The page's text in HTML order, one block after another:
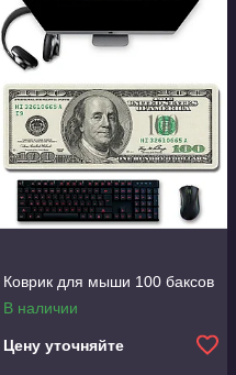
Коврик для мыши 100 баксов
В наличии
Цену уточняйте